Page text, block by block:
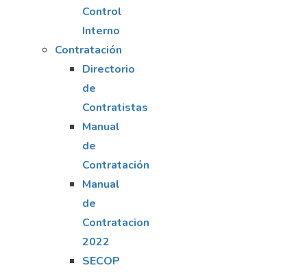
Control
Interno
Contratación
Directorio
de
Contratistas
Manual
de
Contratación
Manual
de
Contratacion
2022
SECOP